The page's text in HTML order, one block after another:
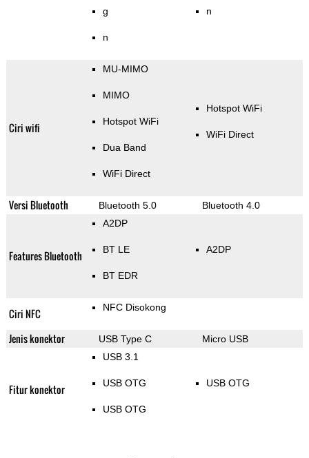
g
n
n
Ciri wifi
MU-MIMO
MIMO
Hotspot WiFi
Dua Band
WiFi Direct
Hotspot WiFi
WiFi Direct
Versi Bluetooth Bluetooth 5.0 Bluetooth 4.0
Features Bluetooth
A2DP
BT LE
BT EDR
A2DP
Ciri NFC NFC Disokong
Jenis konektor USB Type C Micro USB
Fitur konektor
USB 3.1
USB OTG
USB OTG
USB OTG